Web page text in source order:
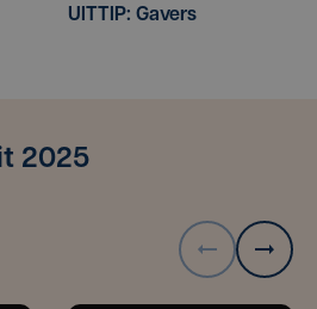
UITTIP: Gavers
2025